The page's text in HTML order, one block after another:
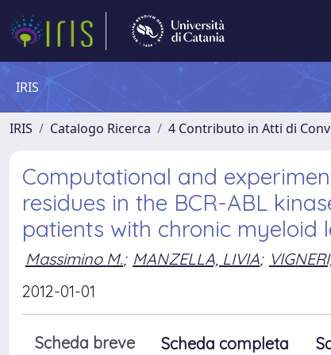
IRIS
IRIS Catalogo Ricerca 4 Contributo in Atti di
Computational and
residues in the BCR-ABL
patients with chronic myeloid
Massimino M.; MANZELLA, LIVIA;
2012-01-01
Scheda breve Scheda completa